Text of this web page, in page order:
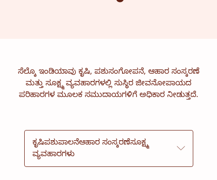
ಸಲಹಾ ಸೇವೆ ಸೇವೆ ಮತ್ತು ನಿರ್ವಹಣೆ
ಸೆಲ್ಕೊ ಇಂಡಿಯಾವು ಕೃಷಿ, ಪಶುಸಂಗೋಪನೆ, ಆಹಾರ ಸಂಸ್ಕರಣೆ
ಮತ್ತು ಸೂಕ್ಷ್ಮ ವ್ಯವಹಾರಗಳಲ್ಲಿ ಸುಸ್ಥಿರ ಜೀವನೋಪಾಯದ
ಪರಿಹಾರಗಳ ಮೂಲಕ ಸಮುದಾಯಗಳಿಗೆ ಅಧಿಕಾರ ನೀಡುತ್ತದೆ.
ಕೃಷಿಪಶುಪಾಲನೆಆಹಾರ ಸಂಸ್ಕರಣೆಸೂಕ್ಷ್ಮ
ವ್ಯವಹಾರಗಳು